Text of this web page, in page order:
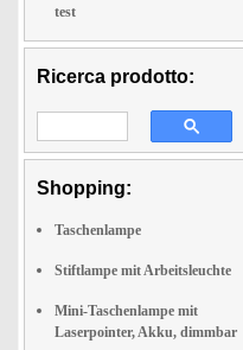
test
Ricerca prodotto:
Shopping:
Taschenlampe
Stiftlampe mit Arbeitsleuchte
Mini-Taschenlampe mit
Laserpointer, Akku, dimmbar